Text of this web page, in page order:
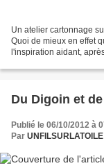
Un atelier cartonnage
Quoi de mieux en effet
l'inspiration aidant,
Du Digoin et
Publié le 06/10/2012 à
Par UNFILSURLATOILE